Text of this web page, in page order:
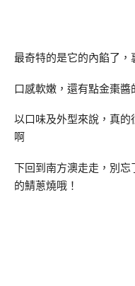
最奇特的是它的內餡了，
口感軟嫩，還有點金棗
以口味及外型來說，真
啊
下回到南方澳走走，別
的鯖蔥燒哦！